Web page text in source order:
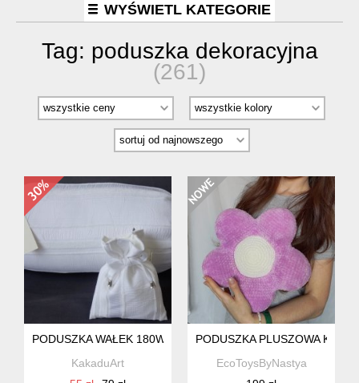
WYŚWIETL KATEGORIE
Tag: poduszka dekoracyjna
(261)
PODUSZKA WAŁEK 180WLS
KakaduArt
PODUSZKA PLUSZOWA
EcoToysByNastya